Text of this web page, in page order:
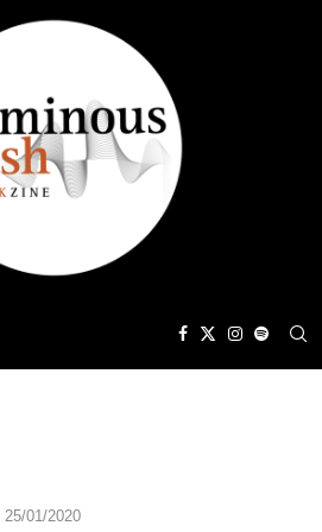
25/01/2020